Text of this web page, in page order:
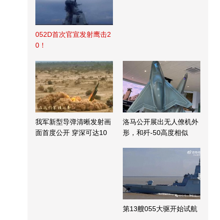
052D首次官宣发射鹰击2
0！
我军新型导弹清晰发射画
面首度公开 穿深可达10
洛马公开展出无人僚机外
形，和歼-50高度相似
第13艘055大驱开始试航